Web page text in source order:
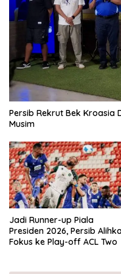
Persib Rekrut Bek Kroasia
Musim
Jadi Runner-up Piala
Presiden 2026, Persib
Fokus ke Play-off ACL Two